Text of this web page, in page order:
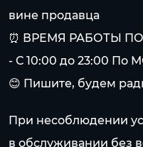
вине продавца
⏰ ВРЕМЯ РАБОТЫ
- С 10:00 до 23:00 По
😊 Пишите, будем
При несоблюдении
в обслуживании без